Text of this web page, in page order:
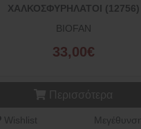
ΧΑΛΚΟΣΦΥΡΗΛΑΤΟΙ (12756)
BIOFAN
33,00€
Wishlist Μεγέθυνση